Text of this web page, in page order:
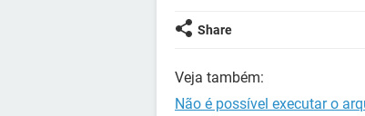
Share
Veja também:
Não é possível executar o